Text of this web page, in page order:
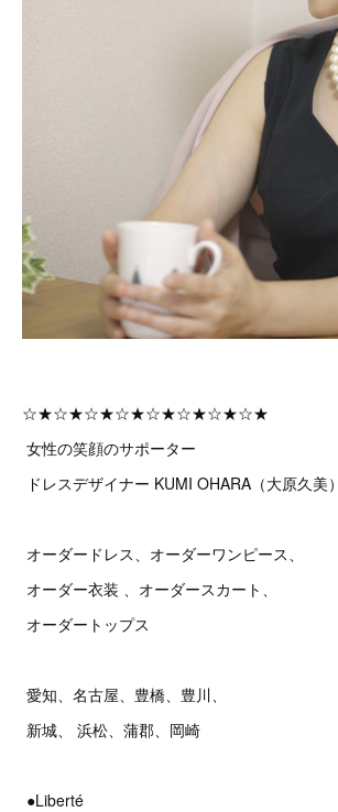
☆★☆★☆★☆★☆★☆★☆★☆★
女性の笑顔のサポーター
ドレスデザイナー KUMI OHARA（大原久美）
オーダードレス、オーダーワンピース、
オーダー衣装 、オーダースカート、
オーダートップス
愛知、名古屋、豊橋、豊川、
新城、 浜松、蒲郡、岡崎
●Liberté